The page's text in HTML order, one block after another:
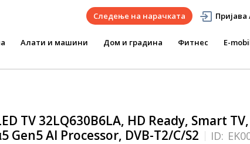
Следење на нарачката Пријава
Алати и машини Дом и градина Фитнес E-
TV 32LQ630B6LA, HD Ready, Smart
Gen5 AI Processor, DVB-T2/C/S2
ID: